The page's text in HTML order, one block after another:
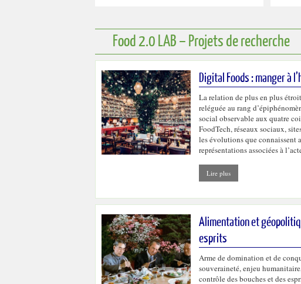
Food 2.0 LAB – Projets de recherche
Digital Foods : manger à
La relation de plus en plus
reléguée au rang
social observable aux quatre
FoodTech, réseaux sociaux,
les évolutions que connaissent
représentations associées à
Lire plus
Alimentation et
esprits
Arme de domination et de
souveraineté, enjeu
contrôle des bouches et des